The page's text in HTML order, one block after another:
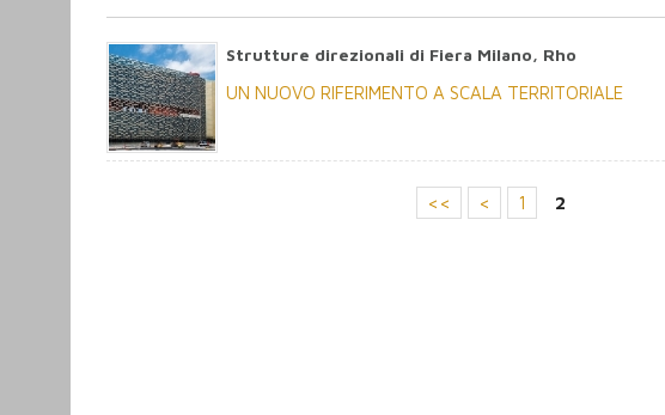
Strutture direzionali di Fiera Milano, Rho
UN NUOVO RIFERIMENTO A SCALA TERRITORIALE
<< < 1 2